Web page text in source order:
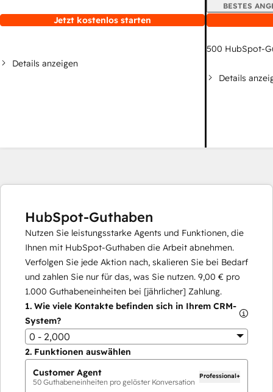
Jetzt kostenlos starten
Details anzeigen
BESTES
500 HubSpot-
Details
HubSpot-Guthaben
Nutzen Sie leistungsstarke Agents und Funktionen, die
Ihnen mit HubSpot-Guthaben die Arbeit abnehmen.
Verfolgen Sie jede Aktion nach, skalieren Sie bei Bedarf
und zahlen Sie nur für das, was Sie nutzen. 9,00 € pro
1.000 Guthabeneinheiten bei [jährlicher] Zahlung.
1. Wie viele Kontakte befinden sich in Ihrem CRM-
System?
0 - 2,000
2. Funktionen auswählen
Customer Agent
50 Guthabeneinheiten pro gelöster Konversation
Professional+